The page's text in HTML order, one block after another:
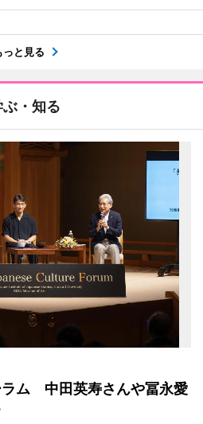
っと見る
ぶ・知る
ム 中田英寿さんや冨永愛